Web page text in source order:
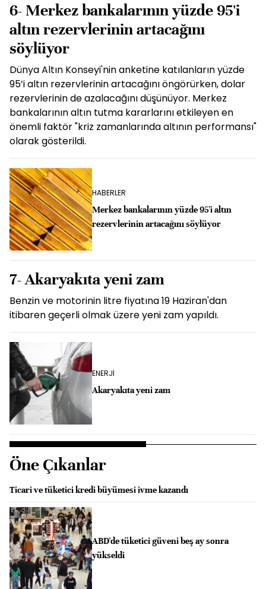
6- Merkez bankalarının yüzde 95'i
altın rezervlerinin artacağını
söylüyor
Dünya Altın Konseyi'nin anketine katılanların yüzde
95’i altın rezervlerinin artacağını öngörürken, dolar
rezervlerinin de azalacağını düşünüyor. Merkez
bankalarının altın tutma kararlarını etkileyen en
önemli faktör "kriz zamanlarında altının performansı"
olarak gösterildi.
HABERLER
Merkez bankalarının yüzde 95'i altın
rezervlerinin artacağını söylüyor
7- Akaryakıta yeni zam
Benzin ve motorinin litre fiyatına 19 Haziran'dan
itibaren geçerli olmak üzere yeni zam yapıldı.
ENERJİ
Akaryakıta yeni zam
Öne Çıkanlar
Ticari ve tüketici kredi büyümesi ivme kazandı
ABD'de tüketici güveni beş ay sonra
yükseldi